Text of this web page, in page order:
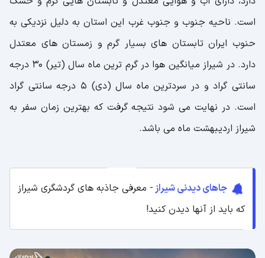
است. ناحیه جنوب و جنوب غرب این استان به دلیل نزدیکی به
حنوب ایران تابستان های بسیار گرم و زمستان های معتدل
دارد. در شیراز میانگین هوا در گرم ترین ماه سال (تیر) ۳۰ درجه
سانتی گراد و در سردترین ماه سال (دی) ۵ درجه سانتی گراد
است. در نهایت می شود نتیجه گرفت که بهترین زمان سفر به
شیراز اردیبهشت ماه می باشد.
جاهای دیدنی شیراز- معرفی جاذبه های گردشگری شیراز
که باید از آنها دیدن کنید!